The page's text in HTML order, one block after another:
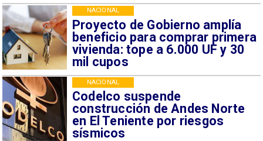
Proyecto de Gobierno amplía
beneficio para comprar primera
vivienda: tope a 6.000 UF y 30
mil cupos
NACIONAL
Codelco suspende
construcción de Andes Norte
en El Teniente por riesgos
sísmicos
NACIONAL